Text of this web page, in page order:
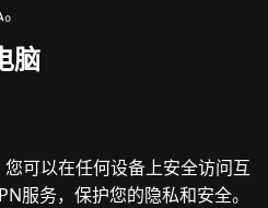
脑
可以在任何设备上安全访问互
服务，保护您的隐私和安全。